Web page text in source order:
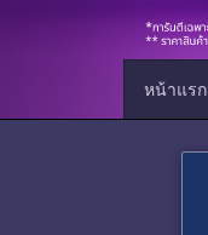
หน้าแรก